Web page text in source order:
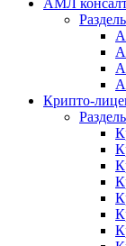
АМЛ
Крипто-